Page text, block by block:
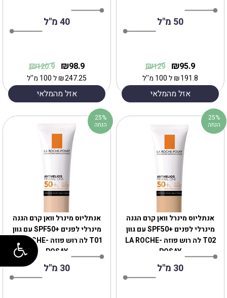
40 מ"ל
98.9
₪
120.9
₪
247.25
₪ל 100 מ''ל
אזל מהמלאי
50 מ"ל
95.9
₪
129
₪
191.8
₪ל 100 מ''ל
אזל מהמלאי
אנתליוס מינרל וואן קרם הגנה
מינרלי לפנים +SPF50 עם גוון
T01 לה רוש פוזה ‏LA ROCHE-
POSAY
30 מ"ל
25%
הנחה
אנתליוס מינרל וואן קרם הגנה
מינרלי לפנים +SPF50 עם גוון
T02 לה רוש פוזה ‏LA ROCHE-
POSAY
30 מ"ל
25%
הנחה